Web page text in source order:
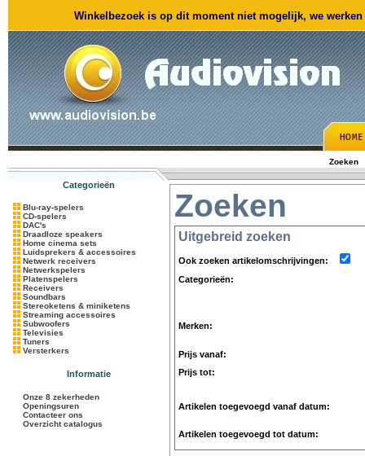
Winkelbezoek is op dit moment niet mogelijk, we
Zoeken
Categorieën
Blu-ray-spelers
CD-spelers
DAC's
Draadloze speakers
Home cinema sets
Luidsprekers & accessoires
Netwerk receivers
Netwerkspelers
Platenspelers
Receivers
Soundbars
Stereoketens & miniketens
Streaming accessoires
Subwoofers
Televisies
Tuners
Versterkers
Informatie
Onze 8 zekerheden
Openingsuren
Contacteer ons
Overzicht catalogus
Zoeken
Uitgebreid zoeken
Ook zoeken artikelomschrijvingen:
Categorieën:
Merken:
Prijs vanaf:
Prijs tot:
Artikelen toegevoegd vanaf datum:
Artikelen toegevoegd tot datum: